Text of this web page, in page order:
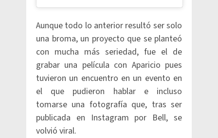
Aunque todo lo anterior resultó ser solo
una broma, un proyecto que se planteó
con mucha más seriedad, fue el de
grabar una película con Aparicio pues
tuvieron un encuentro en un evento en
el que pudieron hablar e incluso
tomarse una fotografía que, tras ser
publicada en Instagram por Bell, se
volvió viral.